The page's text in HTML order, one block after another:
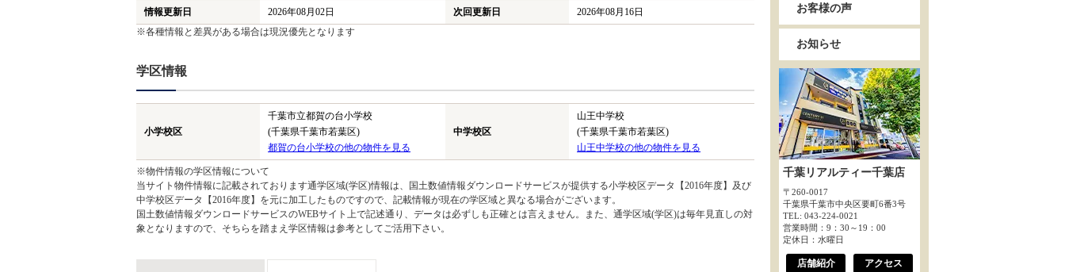
情報更新日 2026年08月02日 次回更新日
2026年08月16日
※各種情報と差異がある場合は現況優先となります
学区情報
小学校区
千葉市立都賀の台小学校
(千葉県千葉市若葉区)
都賀の台小学校の他の物件を見る
中学校区
山王中学校
(千葉県千葉市若葉区)
山王中学校の他の物件を見る
※物件情報の学区情報について
当サイト物件情報に記載されております通学区域(学区)情報は、国土数値情報ダウンロードサービスが提供する小学校区データ【2016年度】及び
中学校区データ【2016年度】を元に加工したものですので、記載情報が現在の学区域と異なる場合がございます。
国土数値情報ダウンロードサービスのWEBサイト上で記述通り、データは必ずしも正確とは言えません。また、通学区域(学区)は毎年見直しの対
象となりますので、そちらを踏まえ学区情報は参考としてご活用下さい。
お客様の声
お知らせ
千葉リアルティー千葉店
〒260-0017
千葉県千葉市中央区要町6番3号
TEL: 043-224-0021
営業時間：9：30～19：00
定休日：水曜日
店舗紹介 アクセス